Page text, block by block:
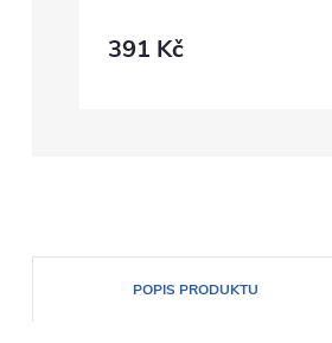
391 Kč
POPIS PRODUKTU